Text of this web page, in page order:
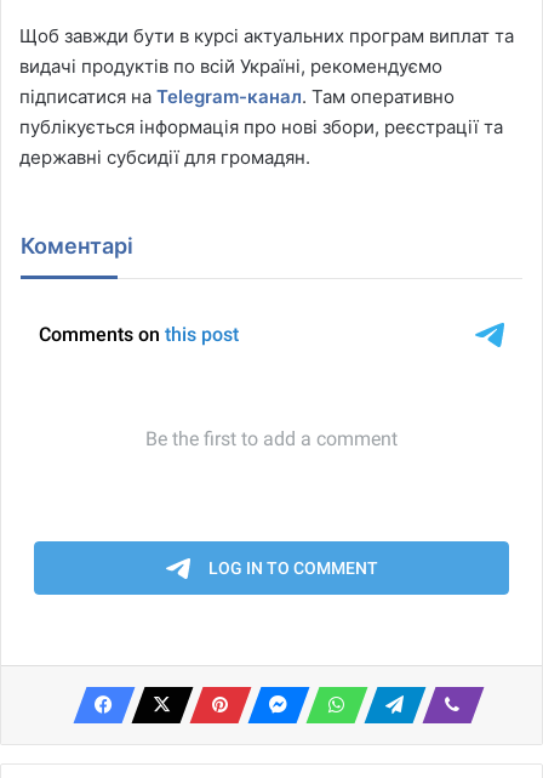
Щоб завжди бути в курсі актуальних програм виплат та
видачі продуктів по всій Україні, рекомендуємо
підписатися на Telegram-канал. Там оперативно
публікується інформація про нові збори, реєстрації та
державні субсидії для громадян.
Коментарі